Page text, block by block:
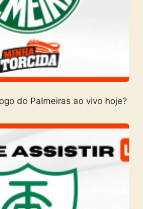
do Palmeiras ao vivo hoje?